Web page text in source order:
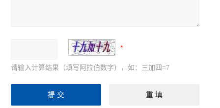
请输入计算结果（填写阿拉伯数字），如：三加四=7